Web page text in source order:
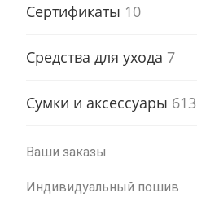
Сертификаты 10
Средства для ухода 7
Сумки и аксессуары 613
Ваши заказы
Индивидуальный пошив